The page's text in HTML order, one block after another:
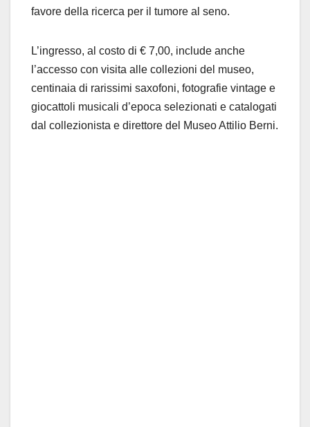
favore della ricerca per il tumore al seno.
L’ingresso, al costo di € 7,00, include anche
l’accesso con visita alle collezioni del museo,
centinaia di rarissimi saxofoni, fotografie vintage e
giocattoli musicali d’epoca selezionati e catalogati
dal collezionista e direttore del Museo Attilio Berni.